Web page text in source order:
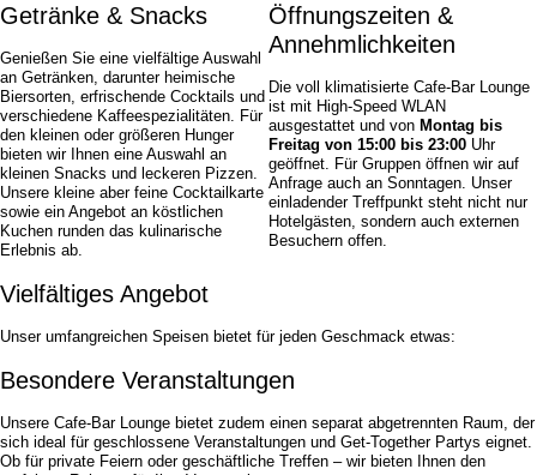
Getränke & Snacks
Genießen Sie eine vielfältige Auswahl
an Getränken, darunter heimische
Biersorten, erfrischende Cocktails und
verschiedene Kaffeespezialitäten. Für
den kleinen oder größeren Hunger
bieten wir Ihnen eine Auswahl an
kleinen Snacks und leckeren Pizzen.
Unsere kleine aber feine Cocktailkarte
sowie ein Angebot an köstlichen
Kuchen runden das kulinarische
Erlebnis ab.
Öffnungs­zeiten &
Annehm­lich­keiten
Die voll klimatisierte Cafe-Bar Lounge
ist mit High-Speed WLAN
ausgestattet und von Montag bis
Freitag von 15:00 bis 23:00Uhr
geöffnet. Für Gruppen öffnen wir auf
Anfrage auch an Sonntagen. Unser
einladender Treffpunkt steht nicht nur
Hotelgästen, sondern auch externen
Besuchern offen.
Vielfältiges Angebot
Unser umfangreichen Speisen bietet für jeden Geschmack etwas:
Besondere Veran­staltungen
Unsere Cafe-Bar Lounge bietet zudem einen separat abgetrennten Raum, der
sich ideal für geschlossene Veranstaltungen und Get-Together Partys eignet.
Ob für private Feiern oder geschäftliche Treffen – wir bieten Ihnen den